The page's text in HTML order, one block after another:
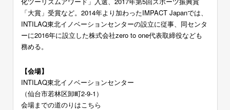
「大賞」受賞など。2014年より加わったIMPACT Japanでは、
INTILAQ東北イノベーションセンターの設立に従事、同センタ
ーに2016年に設立した株式会社zero to one代表取締役なども
務める。
【会場】
INTILAQ東北イノベーションセンター
（仙台市若林区卸町2-9-1）
会場までの道のりはこちら